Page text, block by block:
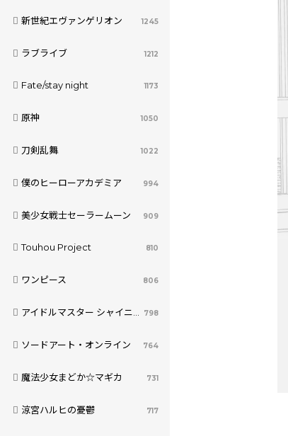
新世紀エヴァンゲリオン 1245
ラブライブ 1212
Fate/stay night 1173
原神 1050
刀剣乱舞 1022
僕のヒーローアカデミア 994
美少女戦士セーラームーン 909
Touhou Project 810
ワンピース 806
アイドルマスター シャイニーカラーズ 798
ソードアート・オンライン 764
魔法少女まどか☆マギカ 731
涼宮ハルヒの憂鬱 717